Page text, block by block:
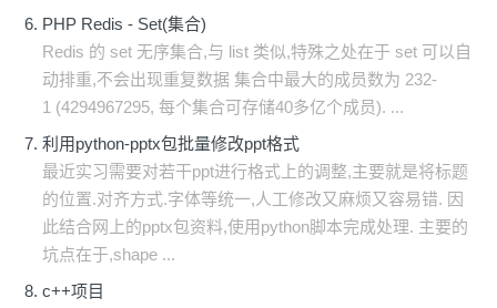
PHP Redis - Set(集合)
Redis 的 set 无序集合,与 list 类似,特殊之处在于 set 可以自
动排重,不会出现重复数据 集合中最大的成员数为 232-
1 (4294967295, 每个集合可存储40多亿个成员). ...
利用python-pptx包批量修改ppt格式
最近实习需要对若干ppt进行格式上的调整,主要就是将标题
的位置.对齐方式.字体等统一,人工修改又麻烦又容易错. 因
此结合网上的pptx包资料,使用python脚本完成处理. 主要的
坑点在于,shape ...
c++项目